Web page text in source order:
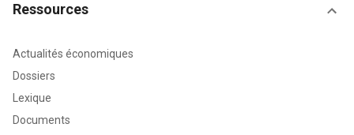
Ressources
Actualités économiques
Dossiers
Lexique
Documents